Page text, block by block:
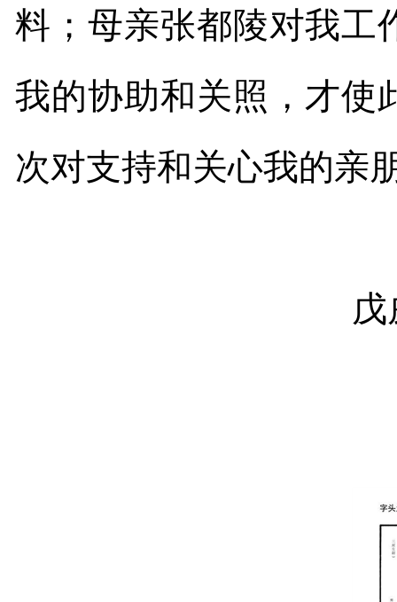
料；母亲张都陵对我工
我的协助和关照，才使
次对支持和关心我的亲